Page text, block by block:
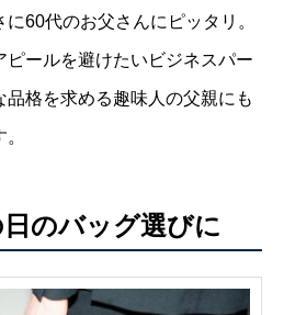
60代のお父さんにピッタリ。
ピールを避けたいビジネスパー
品格を求める趣味人の父親にも
のバッグ選びに